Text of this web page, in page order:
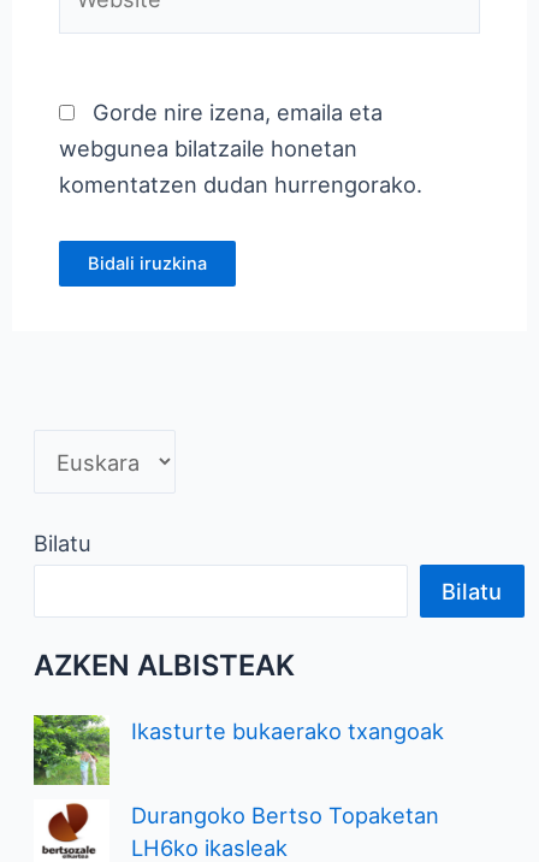
Gorde nire izena, emaila eta
webgunea bilatzaile honetan
komentatzen dudan hurrengorako.
Bilatu
Bilatu
AZKEN ALBISTEAK
Ikasturte bukaerako txangoak
Durangoko Bertso Topaketan
LH6ko ikasleak